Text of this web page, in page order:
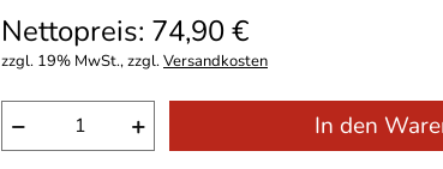
Nettopreis: 74,90 €
zzgl. 19% MwSt., zzgl.Versandkosten
− + In den